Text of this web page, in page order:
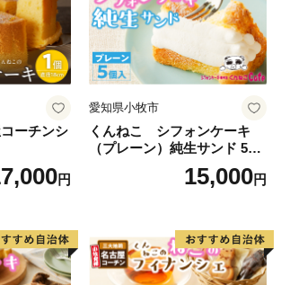
ーチンシ
円
愛知県小牧市
くんねこ シフォンケーキ
（プレーン）純生サンド 5個
15,000円